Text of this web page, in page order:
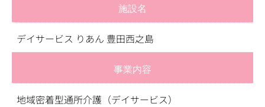
施設名
デイサービス りあん 豊田西之島
事業内容
地域密着型通所介護（デイサービス）